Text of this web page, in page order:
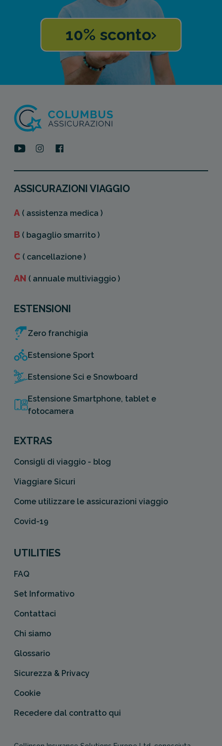
10% sconto
ASSICURAZIONI VIAGGIO
A ( assistenza medica )
B ( bagaglio smarrito )
C ( cancellazione )
AN ( annuale multiviaggio )
ESTENSIONI
Zero franchigia
Estensione Sport
Estensione Sci e Snowboard
Estensione Smartphone, tablet e
fotocamera
EXTRAS
Consigli di viaggio - blog
Viaggiare Sicuri
Come utilizzare le assicurazioni viaggio
Covid-19
UTILITIES
FAQ
Set Informativo
Contattaci
Chi siamo
Glossario
Sicurezza & Privacy
Cookie
Recedere dal contratto qui